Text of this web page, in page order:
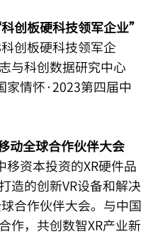
创板硬科技领军企业”
创板硬科技领军企
与科创数据研究中心
家情怀·2023第四届中
动全球合作伙伴大会
移资本投资的XR硬件品
造的创新VR设备和解决
合作伙伴大会。与中国
作，共创数智XR产业新